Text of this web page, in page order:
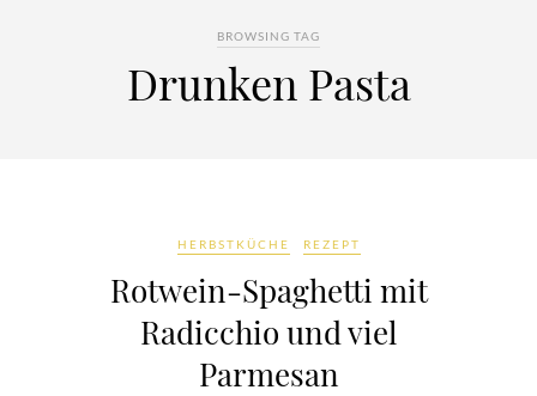
BROWSING TAG
Drunken Pasta
HERBSTKÜCHE REZEPT
Rotwein-Spaghetti mit
Radicchio und viel
Parmesan